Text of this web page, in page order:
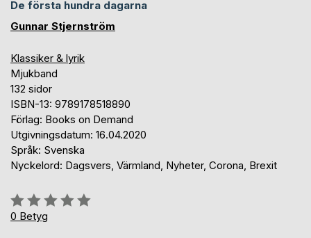
De första hundra dagarna
Gunnar Stjernström
Klassiker & lyrik
Mjukband
132 sidor
ISBN-13: 9789178518890
Förlag: Books on Demand
Utgivningsdatum: 16.04.2020
Språk: Svenska
Nyckelord: Dagsvers, Värmland, Nyheter, Corona, Brexit
Betyg::
0%
0 Betyg